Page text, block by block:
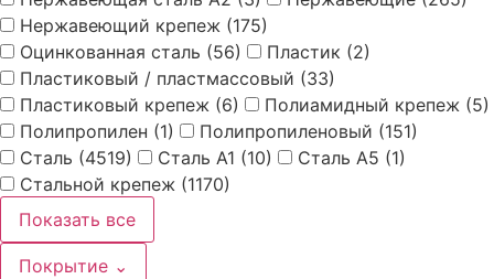
Нержавеющий крепеж (175)
Оцинкованная сталь (56) Пластик (2)
Пластиковый / пластмассовый (33)
Пластиковый крепеж (6) Полиамидный крепеж (5)
Полипропилен (1) Полипропиленовый (151)
Сталь (4519) Сталь А1 (10) Сталь А5 (1)
Стальной крепеж (1170)
Показать все
Покрытие ⌄